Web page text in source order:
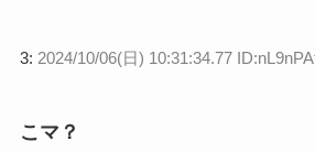
3: 2024/10/06(日) 10:31:34.77
こマ？